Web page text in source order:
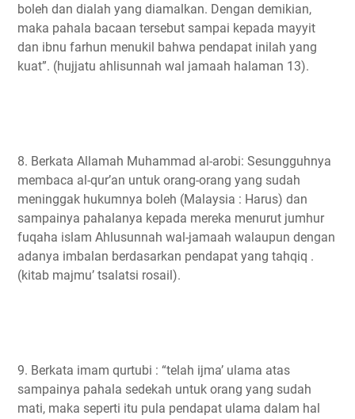
boleh dan dialah yang diamalkan. Dengan demikian,
maka pahala bacaan tersebut sampai kepada mayyit
dan ibnu farhun menukil bahwa pendapat inilah yang
kuat”. (hujjatu ahlisunnah wal jamaah halaman 13).
8. Berkata Allamah Muhammad al-arobi: Sesungguhnya
membaca al-qur’an untuk orang-orang yang sudah
meninggak hukumnya boleh (Malaysia : Harus) dan
sampainya pahalanya kepada mereka menurut jumhur
fuqaha islam Ahlusunnah wal-jamaah walaupun dengan
adanya imbalan berdasarkan pendapat yang tahqiq .
(kitab majmu’ tsalatsi rosail).
9. Berkata imam qurtubi : “telah ijma’ ulama atas
sampainya pahala sedekah untuk orang yang sudah
mati, maka seperti itu pula pendapat ulama dalam hal